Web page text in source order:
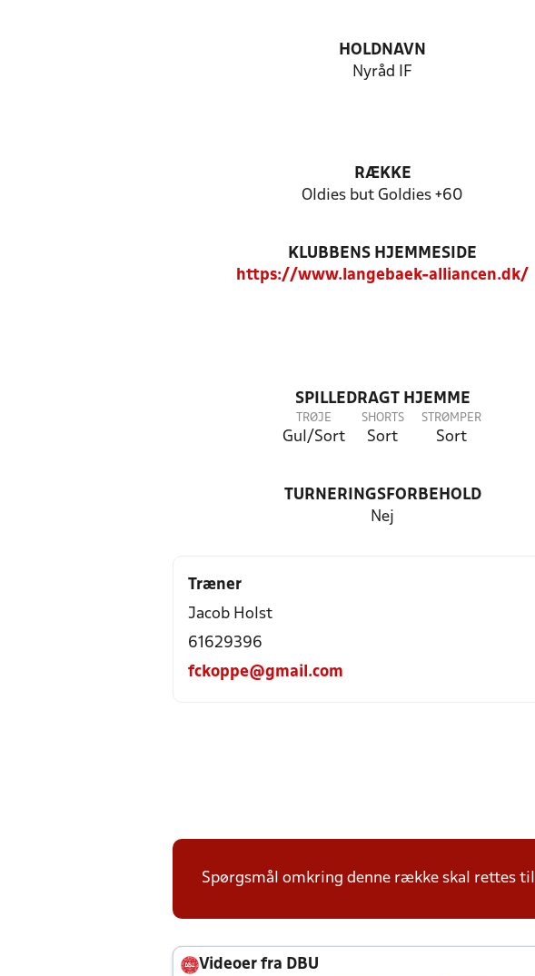
HOLDNAVN
Nyråd IF
RÆKKE
Oldies but Goldies +60
KLUBBENS HJEMMESIDE
https://www.langebaek-alliancen.dk/
SPILLEDRAGT HJEMME
TRØJE
Gul/Sort
SHORTS
Sort
STRØMPER
Sort
TURNERINGSFORBEHOLD
Nej
Træner
Jacob Holst
61629396
fckoppe@gmail.com
Spørgsmål omkring denne række skal rettes
Videoer fra DBU